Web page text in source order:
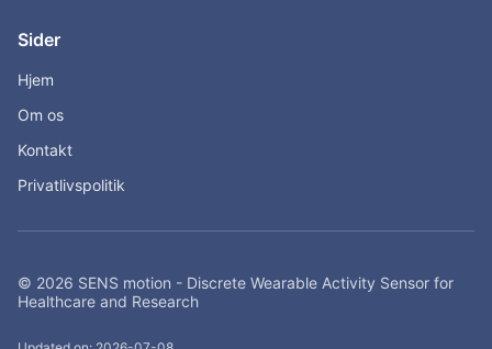
Sider
Hjem
Om os
Kontakt
Privatlivspolitik
© 2026 SENS motion - Discrete Wearable Activity Sensor for
Healthcare and Research